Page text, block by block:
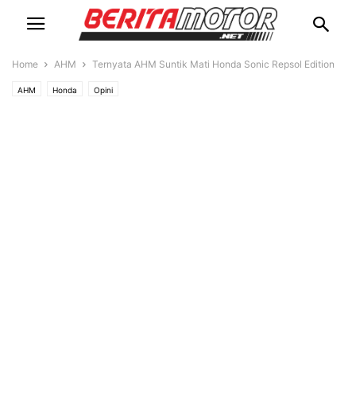
Home AHM Ternyata AHM Suntik Mati Honda Sonic Repsol Edition
AHM Honda Opini